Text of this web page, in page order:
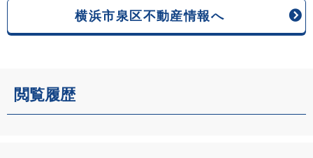
横浜市泉区不動産情報へ
閲覧履歴